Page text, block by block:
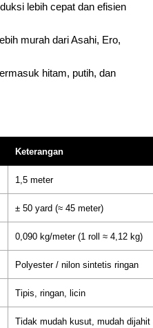
lebih cepat dan efisien
murah dari Asahi, Ero,
hitam, putih, dan
Keterangan
1,5 meter
± 50 yard (≈ 45 meter)
0,090 kg/meter (1 roll ≈ 4,12 kg)
Polyester / nilon sintetis ringan
Tipis, ringan, licin
Tidak mudah kusut, mudah dijahit